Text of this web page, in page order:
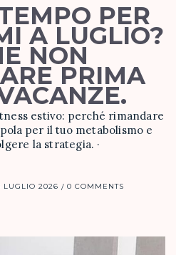
PER
A LUGLIO?
NON
PRIMA
estivo: perché rimandare
per il tuo metabolismo e
la strategia. ·
LUGLIO 2026 0 COMMENTS